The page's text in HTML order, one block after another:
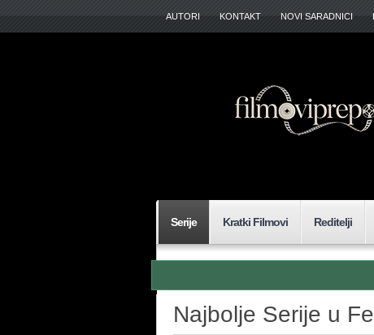
AUTORI KONTAKT NOVI SARADNICI
Serije Kratki Filmovi Reditelji
Najbolje Serije u